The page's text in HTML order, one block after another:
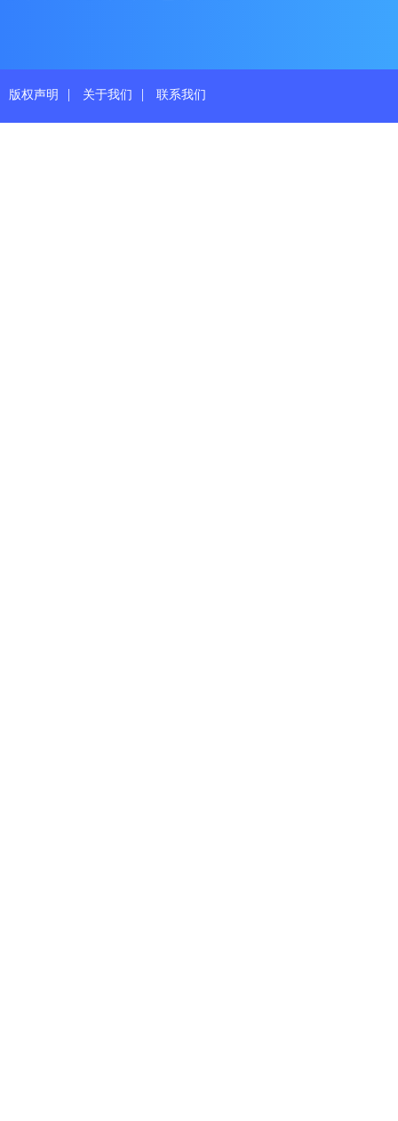
版权声明 | 关于我们 | 联系我们